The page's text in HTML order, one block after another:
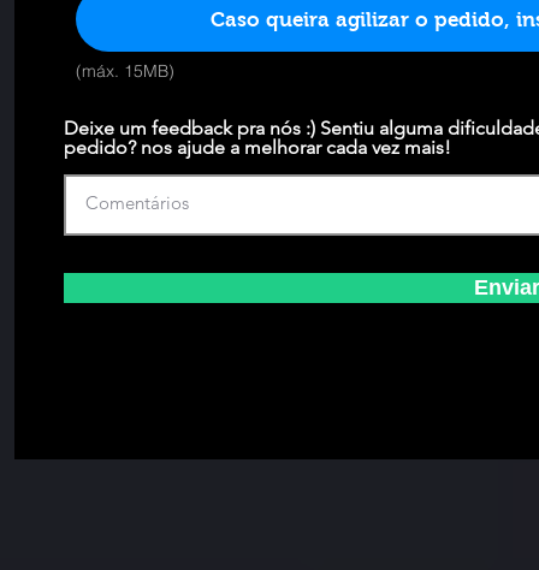
Caso queira agilizar o pedido,
(máx. 15MB)
Deixe um feedback pra nós :) Sentiu alguma
pedido? nos ajude a melhorar cada vez mais!